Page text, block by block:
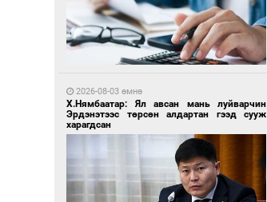
1 өдрийн өмнө өмнө
Нарны эрчим хүчээр гэрэлтдэг үйлдвэр
1 өдрийн өмнө өмнө
2026-08-03 өмнө
Х.Нямбаатар: Ял авсан мань луйварчин
Эрдэнэтээс төрсөн алдартан гээд сууж
харагдсан